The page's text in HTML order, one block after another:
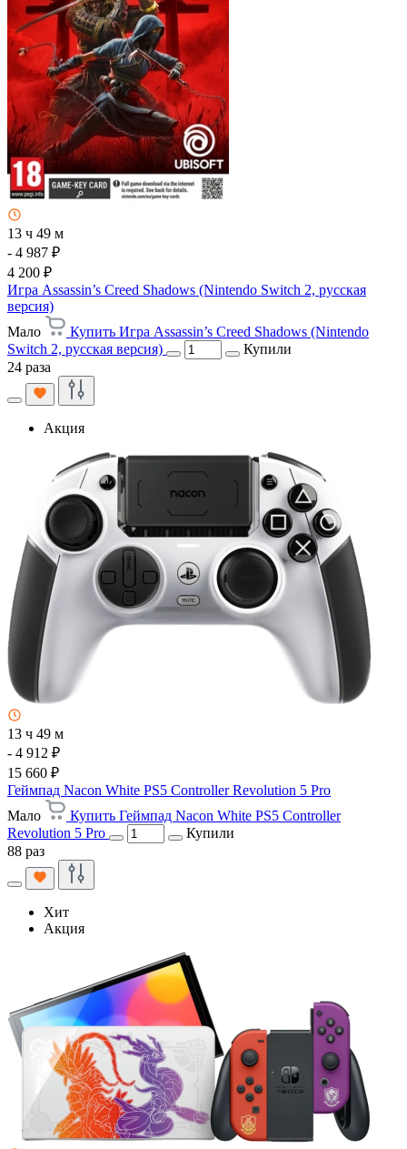
13 ч 49 м
- 4 987 ₽
4 200 ₽
Игра Assassin’s Creed Shadows (Nintendo Switch 2, русская
версия)
Мало
Купить Игра Assassin’s Creed Shadows (Nintendo
Switch 2, русская версия)
Купили
24 раза
Акция
13 ч 49 м
- 4 912 ₽
15 660 ₽
Геймпад Nacon White PS5 Controller Revolution 5 Pro
Мало
Купить Геймпад Nacon White PS5 Controller
Revolution 5 Pro
Купили
88 раз
Хит
Акция